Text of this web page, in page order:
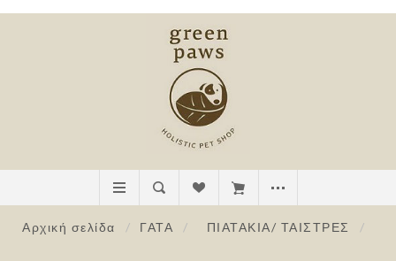
Αρχική σελίδα / ΓΑΤΑ / ΠΙΑΤΑΚΙΑ/ ΤΑΙΣΤΡΕΣ /